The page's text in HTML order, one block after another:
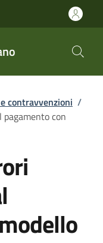
contravvenzioni /
con